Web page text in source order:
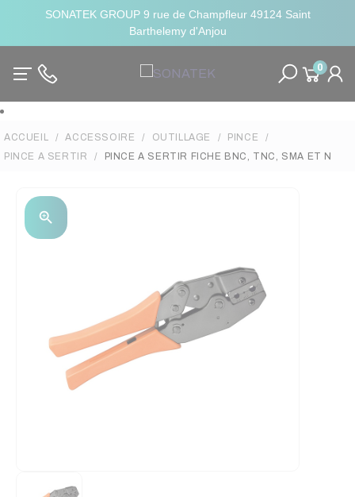
SONATEK GROUP 9 rue de Champfleur 49124 Saint
Barthelemy d'Anjou
0
ACCUEIL ACCESSOIRE OUTILLAGE
PINCE
PINCE A SERTIR
PINCE A SERTIR FICHE BNC, TNC, SMA ET N
zoom_in